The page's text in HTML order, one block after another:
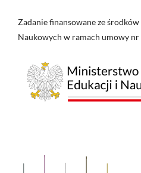
Zadanie finansowane ze
Naukowych w ramach umowy